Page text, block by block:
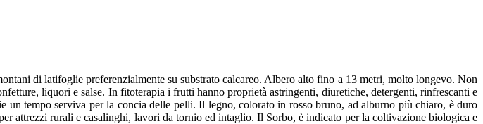
di latifoglie preferenzialmente su substrato calcareo. Albero alto fino a 13 metri, molto longevo. Non
liquori e salse. In fitoterapia i frutti hanno proprietà astringenti, diuretiche, detergenti, rinfrescanti e
tempo serviva per la concia delle pelli. Il legno, colorato in rosso bruno, ad alburno più chiaro, è duro
attrezzi rurali e casalinghi, lavori da tornio ed intaglio. Il Sorbo, è indicato per la coltivazione biologica e